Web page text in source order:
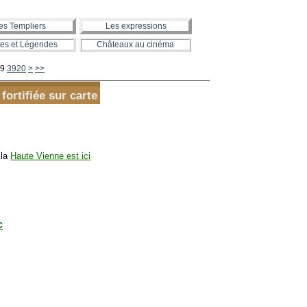
Templiers
Les expressions
et Légendes Châteaux au cinéma
3920 3930
3940
3950
3960
3970
3980
3990
4000
4100
4200
4300
4400
4500
4600
4700
4800
4900
5000
5100
5200
5300
5400
5500
5600
> >>
fortifiée sur carte
Haute Vienne est ici